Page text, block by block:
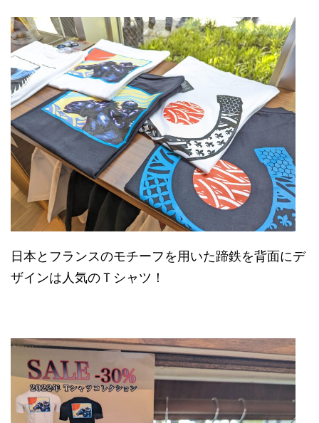
日本とフランスのモチーフを用いた蹄鉄を背面にデ
ザインは人気のＴシャツ！